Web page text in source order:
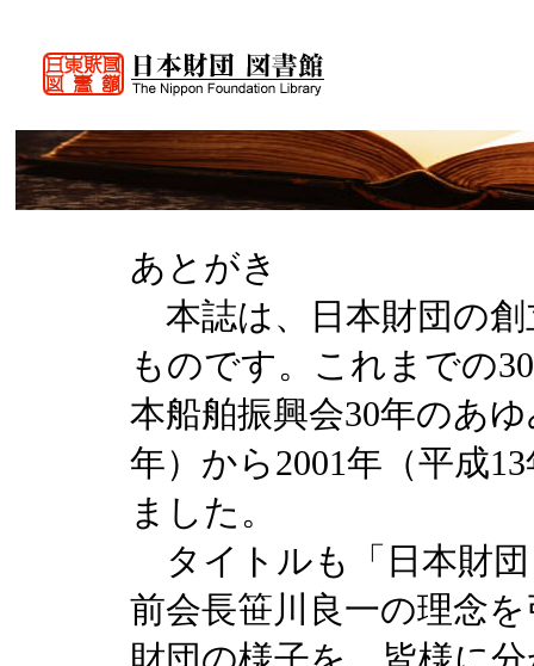
あとがき
本誌は、日本財団の創
ものです。これまでの
本船舶振興会30年のあ
年）から2001年（平成
ました。
タイトルも「日本財
前会長笹川良一の理念